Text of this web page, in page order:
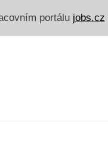
portálu jobs.cz